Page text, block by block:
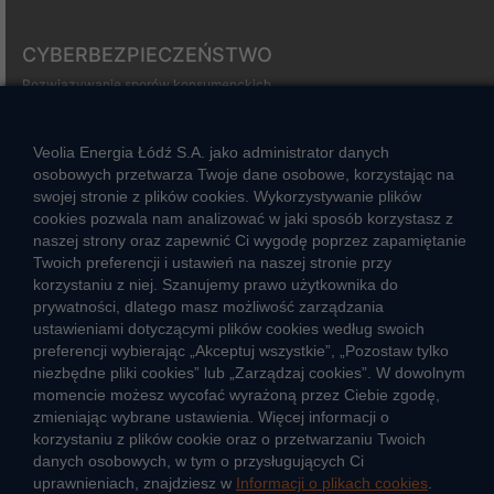
CYBERBEZPIECZEŃSTWO
Rozwiązywanie sporów konsumenckich
CIEPŁO SYSTEMOWE
Zalety ciepła systemowego
Ciepło przez cały rok
Usługi okołociepłownicze
Informacje ciepła systemowego
JAK POWSTAJE CIEPŁO
ŹRÓDŁA CIEPŁA
Veolia Energia Łódź S.A. jako administrator danych
osobowych przetwarza Twoje dane osobowe, korzystając na
swojej stronie z plików cookies. Wykorzystywanie plików
cookies pozwala nam analizować w jaki sposób korzystasz z
naszej strony oraz zapewnić Ci wygodę poprzez zapamiętanie
Twoich preferencji i ustawień na naszej stronie przy
korzystaniu z niej. Szanujemy prawo użytkownika do
prywatności, dlatego masz możliwość zarządzania
ustawieniami dotyczącymi plików cookies według swoich
preferencji wybierając „Akceptuj wszystkie”, „Pozostaw tylko
niezbędne pliki cookies” lub „Zarządzaj cookies”. W dowolnym
momencie możesz wycofać wyrażoną przez Ciebie zgodę,
zmieniając wybrane ustawienia. Więcej informacji o
korzystaniu z plików cookie oraz o przetwarzaniu Twoich
danych osobowych, w tym o przysługujących Ci
uprawnieniach, znajdziesz w Informacji o plikach cookies